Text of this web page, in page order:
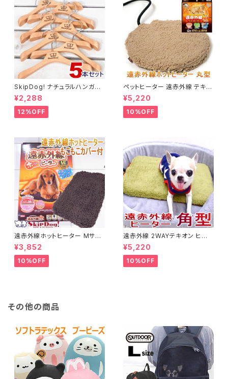
SkipDog! ナチュラルハンガー
5本セット
¥2,288
12%OFF
ペットヒーター 遠赤外線 テキオ
ンヒーター 丸型 まる チワワ 小
型犬 犬用ヒーター
¥5,220
10%OFF
遠赤外線ホットヒーター Mサイ
ズ チワワ 小型犬 犬 ペット用ヒ
ーター 湯たんぽ 暖房 暖房グッ
ズ 温度 温かい あったか あたた
か 暖か 設定 暖房器具 保温 保
¥3,852
10%OFF
遠赤外線 2WAYテキオン ヒータ
ー 角型 Ｍサイズ(チワワ 小型犬
ペット グッズ 暖房 保温 ヒータ
ー 犬用品 送料無料)
¥5,220
10%OFF
その他の商品